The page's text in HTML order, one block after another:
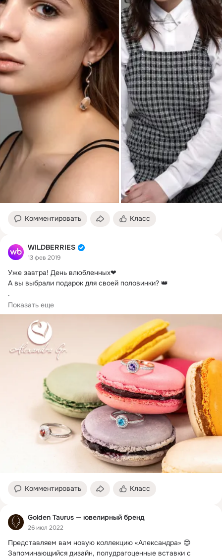
Комментировать Класс
WILDBERRIES
13 фев 2019
Уже завтра! День влюбленных❤
А вы выбрали подарок для своей половинки? 👑
.
Изящные украшения из натуральных природных минералов -
это как раз то , что нужно! 😏👍
Показать еще
Комментировать Класс
Golden Taurus — ювелирный бренд
26 июл 2022
Представляем вам новую коллекцию «Александра» 😍
Запоминающийся дизайн, полудрагоценные вставки с